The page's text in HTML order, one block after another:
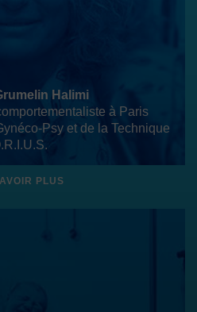
Halimi
à Paris
Psy et de la Technique
PLUS